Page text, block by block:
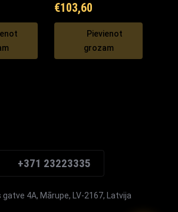
€103,60
Pievienot
grozam
+371 23223335
4A, Mārupe, LV-2167, Latvija
Mārupe Asistents